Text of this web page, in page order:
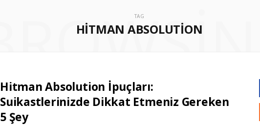
TAG
HITMAN ABSOLUTION
BROWSING
Hitman Absolution İpuçları:
Suikastlerinizde Dikkat Etmeniz Gereken
5 Şey